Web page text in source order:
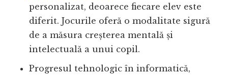
personalizat, deoarece fiecare elev este
diferit. Jocurile oferă o modalitate sigură
de a măsura creșterea mentală și
intelectuală a unui copil.
Progresul tehnologic în informatică,